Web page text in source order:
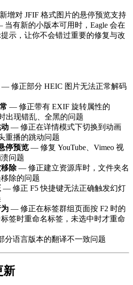
增对 JFIF 格式图片的悬停预览支持
当有新的小版本可用时，Eagle 会在
示，让你不会错过重要的修复与改
— 修正部分 HEIC 图片无法正常解码
— 修正带有 EXIF 旋转属性的
出现错乱、全黑的问题
— 修正在详情模式下切换到动画
重播的跳动问题
停预览 — 修复 YouTube、Vimeo 视
问题
除— 修正建立资源库时，文件夹名
除的问题
— 修正 F5 快捷键无法正确触发幻灯
— 修正在标签群组页面按 F2 时的
签时重命名标签，未选中时才重命
分语言版本的翻译不一致问题
新